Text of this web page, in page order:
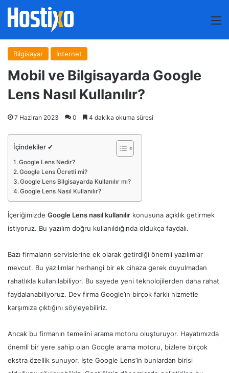
Bilgisayar İnternet
Mobil ve Bilgisayarda Google
Lens Nasıl Kullanılır?
7 Haziran 2023 0 4 dakika okuma süresi
İçindekiler ✔
Google Lens Nedir?
Google Lens Ücretli mi?
Google Lens Bilgisayarda Kullanılır mı?
Google Lens Nasıl Kullanılır?
İçeriğimizde Google Lens nasıl kullanılır konusuna açıklık getirmek
istiyoruz. Bu yazılım doğru kullanıldığında oldukça faydalı.
Bazı firmaların servislerine ek olarak getirdiği önemli yazılımlar
mevcut. Bu yazılımlar herhangi bir ek cihaza gerek duyulmadan
rahatlıkla kullanılabiliyor. Bu sayede yeni teknolojilerden daha rahat
faydalanabiliyoruz. Dev firma Google’ın birçok farklı hizmetle
karşımıza çıktığını söyleyebiliriz.
Ancak bu firmanın temelini arama motoru oluşturuyor. Hayatımızda
önemli bir yere sahip olan Google arama motoru, bizlere birçok
ekstra özellik sunuyor. İşte Google Lens’in bunlardan birisi